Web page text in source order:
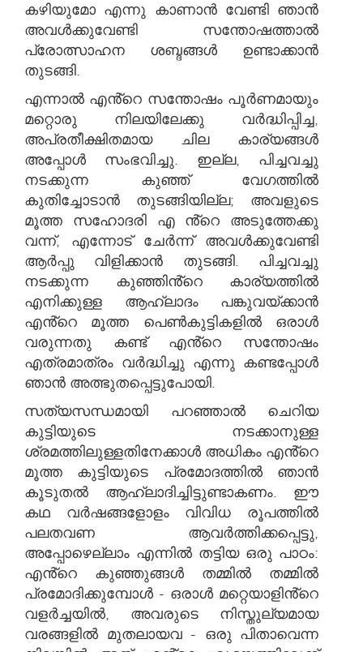
കഴിയുമോ എന്നു കാണാൻ വേണ്ടി ഞാൻ
അവൾക്കുവേണ്ടി സന്തോഷത്താൽ
പ്രോത്സാഹന ശബ്ദങ്ങൾ ഉണ്ടാക്കാൻ
തുടങ്ങി.
എന്നാൽ എൻ്റെ സന്തോഷം പൂർണമായും
മറ്റൊരു നിലയിലേക്കു വർദ്ധിപ്പിച്ച,
അപ്രതീക്ഷിതമായ ചില കാര്യങ്ങൾ
അപ്പോൾ സംഭവിച്ചു. ഇല്ല, പിച്ചവച്ചു
നടക്കുന്ന കുഞ്ഞ് വേഗത്തിൽ
കുതിച്ചോടാൻ തുടങ്ങിയില്ല; അവളുടെ
മൂത്ത സഹോദരി എ ൻ്റെ അടുത്തേക്കു
വന്ന്, എന്നോട് ചേർന്ന് അവൾക്കുവേണ്ടി
ആർപ്പു വിളിക്കാൻ തുടങ്ങി. പിച്ചവച്ചു
നടക്കുന്ന കുഞ്ഞിൻ്റെ കാര്യത്തിൽ
എനിക്കുള്ള ആഹ്ലാദം പങ്കുവയ്ക്കാൻ
എൻ്റെ മൂത്ത പെൺകുട്ടികളിൽ ഒരാൾ
വരുന്നതു കണ്ട് എൻ്റെ സന്തോഷം
എത്രമാത്രം വർദ്ധിച്ചു എന്നു കണ്ടപ്പോൾ
ഞാൻ അത്ഭുതപ്പെട്ടുപോയി.
സത്യസന്ധമായി പറഞ്ഞാൽ ചെറിയ
കുട്ടിയുടെ നടക്കാനുള്ള
ശ്രമത്തിലുള്ളതിനേക്കാൾ അധികം എൻ്റെ
മൂത്ത കുട്ടിയുടെ പ്രമോദത്തിൽ ഞാൻ
കൂടുതൽ ആഹ്ലാദിച്ചിട്ടുണ്ടാകണം. ഈ
കഥ വർഷങ്ങളോളം വിവിധ രൂപത്തിൽ
പലതവണ ആവർത്തിക്കപ്പെട്ടു,
അപ്പോഴെല്ലാം എന്നിൽ തട്ടിയ ഒരു പാഠം:
എൻ്റെ കുഞ്ഞുങ്ങൾ തമ്മിൽ തമ്മിൽ
പ്രമോദിക്കുമ്പോൾ - ഒരാൾ മറ്റെയാളിൻ്റെ
വളർച്ചയിൽ, അവരുടെ നിസ്തുല്യമായ
വരങ്ങളിൽ മുതലായവ - ഒരു പിതാവെന്ന